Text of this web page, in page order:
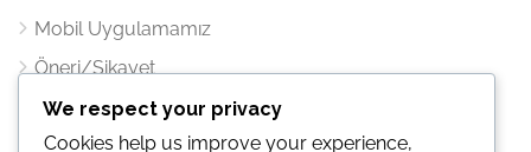
Mobil Uygulamamız
Öneri/Şikayet
İletişim
We respect your privacy
Cookies help us improve your experience,